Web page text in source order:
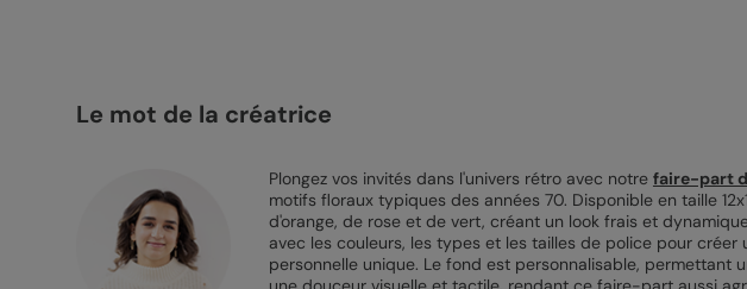
Le mot de la créatrice
Plongez vos invités dans l'univers rétro avec notre faire-part
motifs floraux typiques des années 70. Disponible en taille
d'orange, de rose et de vert, créant un look frais et
avec les couleurs, les types et les tailles de police pour
personnelle unique. Le fond est personnalisable,